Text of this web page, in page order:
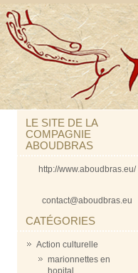
LE SITE DE LA
COMPAGNIE
ABOUDBRAS
http://www.aboudbras.eu/
contact@aboudbras.eu
CATÉGORIES
Action culturelle
marionnettes en
hopital